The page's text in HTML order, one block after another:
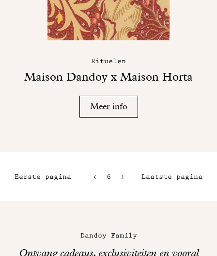
Rituelen
Maison Dandoy x Maison Horta
Meer info
Eerste pagina
6
7
Laatste pagina
Dandoy Family
Ontvang cadeaus, exclusiviteiten en vooral